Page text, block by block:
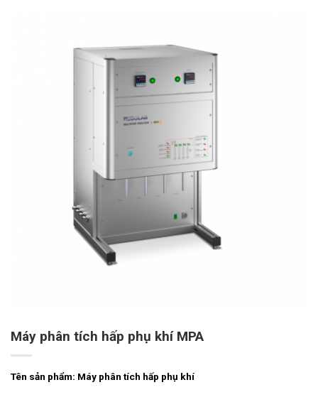
Máy phân tích hấp phụ khí MPA
Tên sản phẩm: Máy phân tích hấp phụ khí